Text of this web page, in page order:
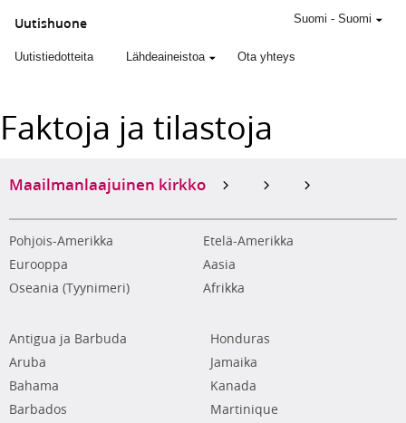
Uutishuone
Uutistiedotteita Lähdeaineistoa Ota yhteys
Suomi - Suomi
Faktoja ja tilastoja
Maailmanlaajuinen kirkko
Pohjois-Amerikka
Etelä-Amerikka
Eurooppa
Aasia
Oseania (Tyynimeri)
Afrikka
Antigua ja Barbuda
Aruba
Bahama
Barbados
Honduras
Jamaika
Kanada
Martinique